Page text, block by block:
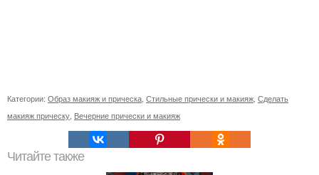
Категории: Образ макияж и прическа, Стильные прически и макияж, Сделать
макияж прическу, Вечерние прически и макияж
Читайте также